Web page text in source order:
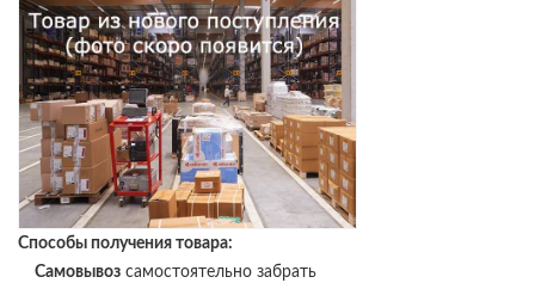
Способы получения товара:
Самовывоз самостоятельно забрать